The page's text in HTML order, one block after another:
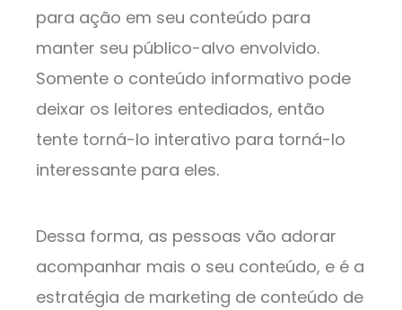
para ação em seu conteúdo para
manter seu público-alvo envolvido.
Somente o conteúdo informativo pode
deixar os leitores entediados, então
tente torná-lo interativo para torná-lo
interessante para eles.
Dessa forma, as pessoas vão adorar
acompanhar mais o seu conteúdo, e é a
estratégia de marketing de conteúdo de